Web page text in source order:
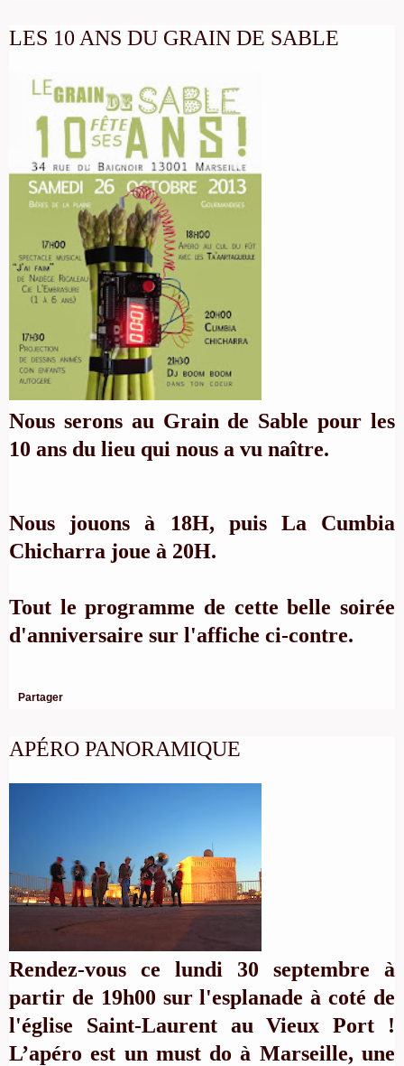
LES 10 ANS DU GRAIN DE SABLE
Nous serons au Grain de Sable pour les
10 ans du lieu qui nous a vu naître.
Nous jouons à 18H, puis La Cumbia
Chicharra joue à 20H.
Tout le programme de cette belle soirée
d'anniversaire sur l'affiche ci-contre.
Partager
APÉRO PANORAMIQUE
Rendez-vous ce lundi 30 septembre à
partir de 19h00 sur l'esplanade à coté de
l'église Saint-Laurent au Vieux Port !
L’apéro est un must do à Marseille, une